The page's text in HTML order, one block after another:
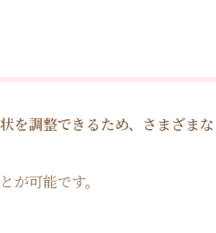
を調整できるため、さまざまな
が可能です。